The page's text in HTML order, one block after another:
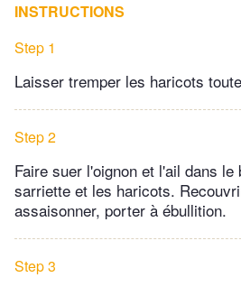
INSTRUCTIONS
Step 1
Laisser tremper les haricots
Step 2
Faire suer l'oignon et l'ail dans
sarriette et les haricots.
assaisonner, porter à ébullition.
Step 3